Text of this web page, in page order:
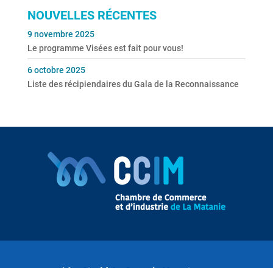
NOUVELLES RÉCENTES
Le programme Visées est fait pour vous!
9 novembre 2025
Liste des récipiendaires du Gala de la Reconnaissance
6 octobre 2025